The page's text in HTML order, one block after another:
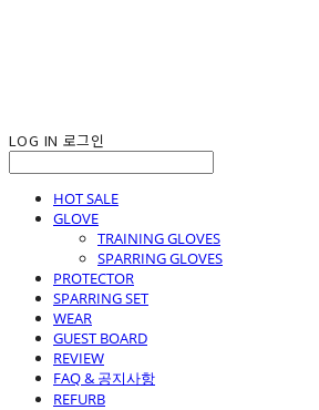
LOG IN 로그인
HOT SALE
GLOVE
TRAINING GLOVES
SPARRING GLOVES
PROTECTOR
SPARRING SET
WEAR
GUEST BOARD
REVIEW
FAQ & 공지사항
REFURB